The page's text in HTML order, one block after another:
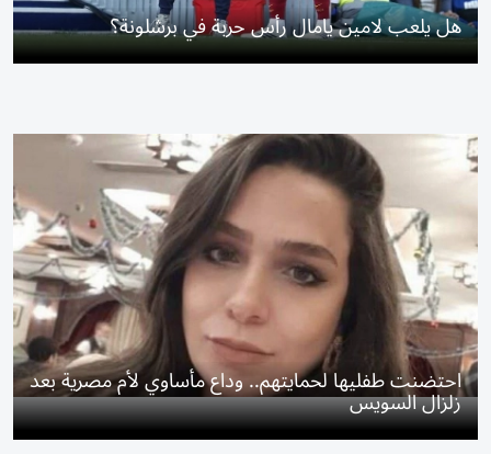
هل يلعب لامين يامال رأس حربة في برشلونة؟
احتضنت طفليها لحمايتهم.. وداع مأساوي لأم مصرية بعد
زلزال السويس